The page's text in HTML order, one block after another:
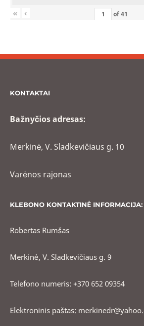
« ‹ of41
KONTAKTAI
Bažnyčios adresas:
Merkinė, V. Sladkevičiaus g. 10
Varėnos rajonas
KLEBONO KONTAKTINĖ INFORMACIJA:
Robertas Rumšas
Merkinė, V. Sladkevičiaus g. 9
Telefono numeris: +370 652 09354
Elektroninis paštas: